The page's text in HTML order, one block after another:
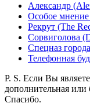
Александр
Особое
Рекрут (The
Сорвиголова
Спецназ
Телефонная
P. S. Если Вы
дополнительная
Спасибо.